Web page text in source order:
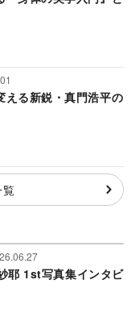
える新鋭・真門浩平の
耶 1st写真集インタビ